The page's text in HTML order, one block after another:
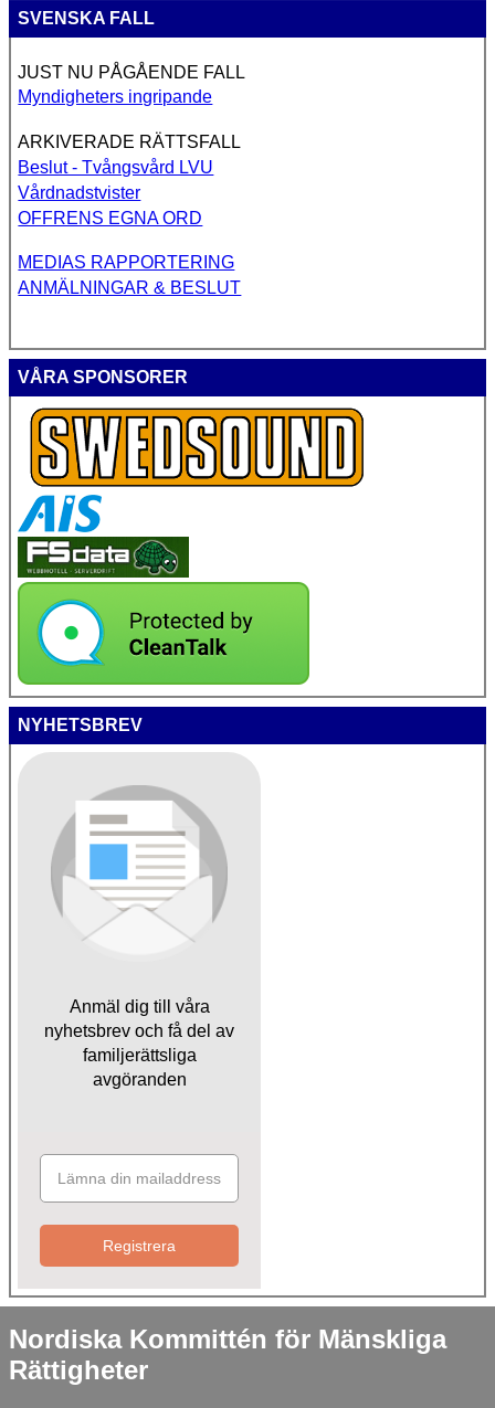
SVENSKA FALL
JUST NU PÅGÅENDE FALL
Myndigheters ingripande
ARKIVERADE RÄTTSFALL
Beslut - Tvångsvård LVU
Vårdnadstvister
OFFRENS EGNA ORD
MEDIAS RAPPORTERING
ANMÄLNINGAR & BESLUT
VÅRA SPONSORER
NYHETSBREV
Anmäl dig till våra
nyhetsbrev och få del av
familjerättsliga
avgöranden
Registrera
Nordiska Kommittén för Mänskliga
Rättigheter